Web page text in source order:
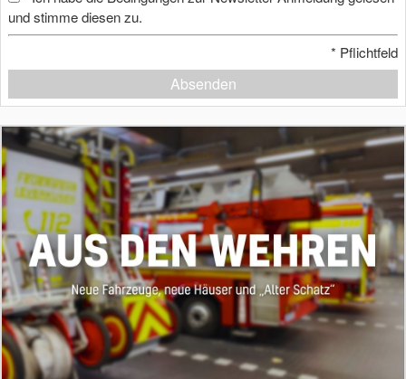
und stimme diesen zu.
* Pflichtfeld
Absenden